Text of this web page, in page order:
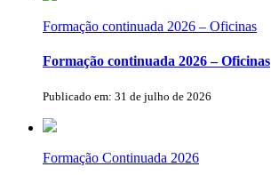
Formação continuada 2026 – Oficinas
Formação continuada 2026 – Oficinas
Publicado em: 31 de julho de 2026
Formação Continuada 2026